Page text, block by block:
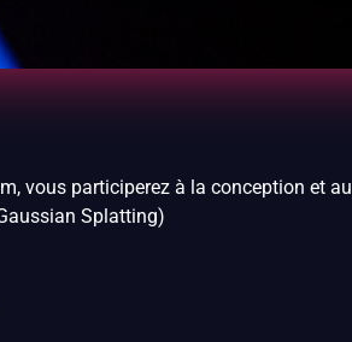
vous participerez à la conception et au
Splatting)